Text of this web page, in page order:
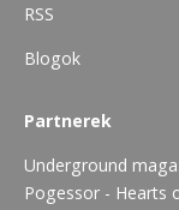
RSS
Blogok
Partnerek
Underground
Pogessor - Hearts